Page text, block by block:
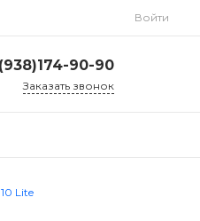
Войти
90-90
Заказать звонок
Lite